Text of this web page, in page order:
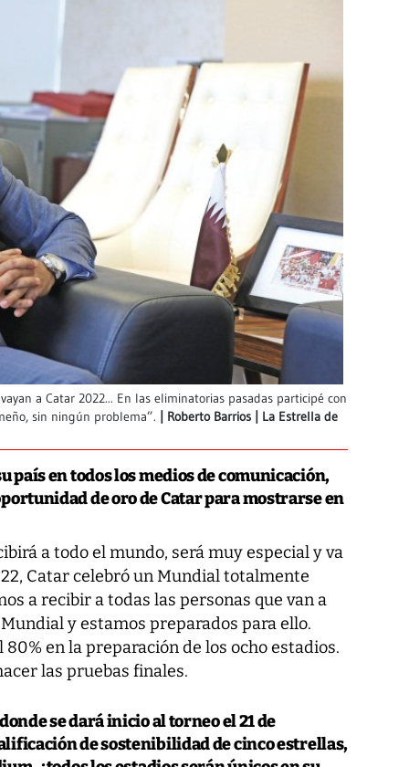
a Catar 2022... En las eliminatorias pasadas participé con
sin ningún problema”.
Roberto Barrios | La Estrella de
país en todos los medios de comunicación,
de oro de Catar para mostrarse en
a todo el mundo, será muy especial y va
Catar celebró un Mundial totalmente
a recibir a todas las personas que van a
y estamos preparados para ello.
80% en la preparación de los ocho estadios.
las pruebas finales.
se dará inicio al torneo el 21 de
de sostenibilidad de cinco estrellas,